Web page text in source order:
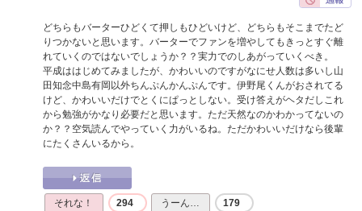
どちらもバーターひどくて押しもひどいけど、どちらもそこまでたど
りつかないと思います。バーターでファンを増やしてもきっとすぐ離
れていくのではないでしょうか？？実力でのしあがっていくべき。
平成ははじめてみましたが、かわいいのですがなにせ人数は多いし山
田知念中島有岡以外ちんぷんかんぷんです。伊野尾くんがおされてる
けど、かわいいだけでとくにぱっとしない。受け答えがヘタだしこれ
から勉強がかなり必要だと思います。ただ天然なのかわかってないの
か？？空気読んでやっていく力がいるね。ただかわいいだけなら後輩
にたくさんいるから。
それな！ 294 うーん… 179